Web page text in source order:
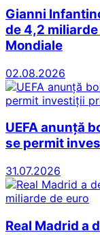
Gianni
de 4,2
Mondiale
02.08.2026
UEFA anunță
se permit
31.07.2026
Real Madrid a